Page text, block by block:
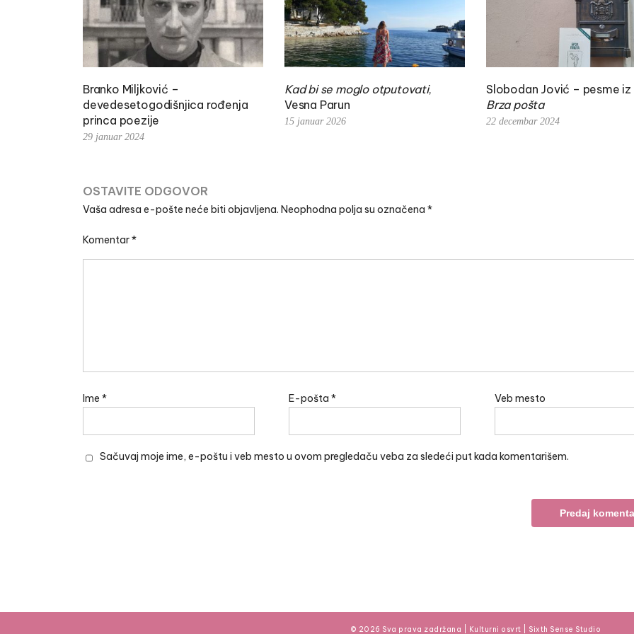
Branko Miljković –
devedesetogodišnjica rođenja
princa poezije
29 januar 2024
Kad bi se moglo otputovati,
Vesna Parun
15 januar 2026
Slobodan Jović – pesme iz
Brza pošta
22 decembar 2024
OSTAVITE ODGOVOR
Vaša adresa e-pošte neće biti objavljena. Neophodna polja su označena *
Komentar*
Ime * E-pošta * Veb mesto
Sačuvaj moje ime, e-poštu i veb mesto u ovom pregledaču veba za sledeći put kada komentarišem.
© 2026 Sva prava zadržana | Kulturni osvrt | Sixth Sense Studio